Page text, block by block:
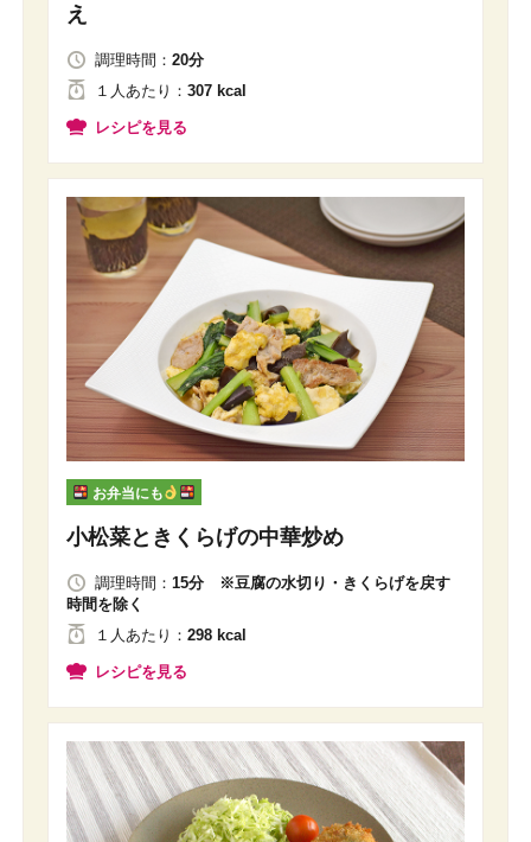
え
調理時間： 20分
１人あたり ： 307 kcal
レシピを見る
お弁当にも
小松菜ときくらげの中華炒め
調理時間： 15分 ※豆腐の水切り・きくらげを戻す
時間を除く
１人 あたり ： 298 kcal
レシピを見る